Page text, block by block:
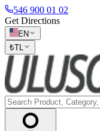
546 900 01 02
Get Directions
EN
₺TL